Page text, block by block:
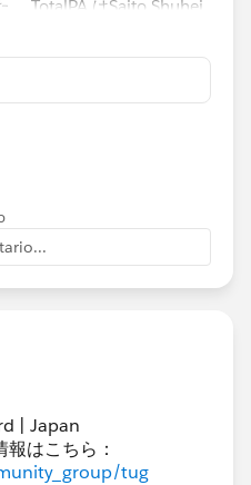
か？
うに思います。フォアボ
く、打席が完了したのに
| Japan
はこちら：
tug